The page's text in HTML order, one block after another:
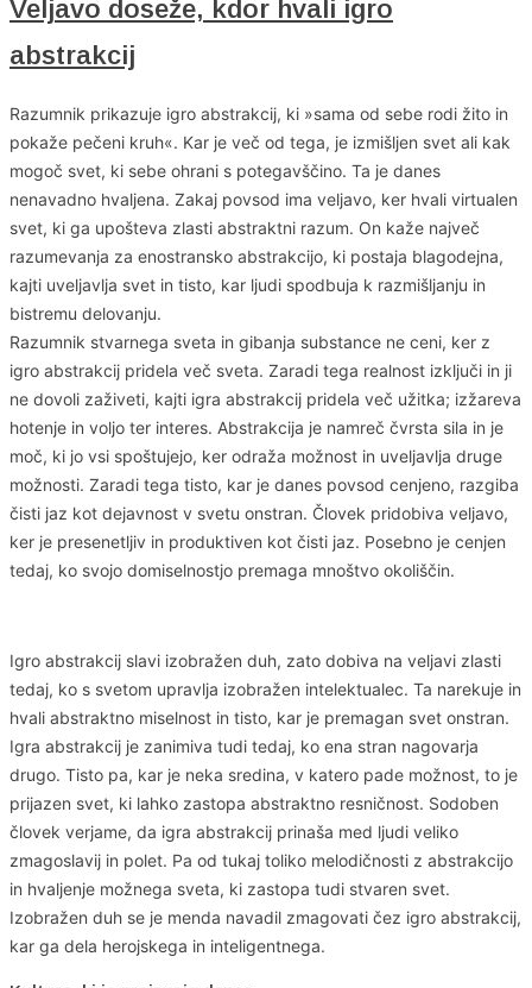
Veljavo doseže, kdor hvali igro
abstrakcij
Razumnik prikazuje igro abstrakcij, ki »sama od sebe rodi žito in
pokaže pečeni kruh«. Kar je več od tega, je izmišljen svet ali kak
mogoč svet, ki sebe ohrani s potegavščino. Ta je danes
nenavadno hvaljena. Zakaj povsod ima veljavo, ker hvali virtualen
svet, ki ga upošteva zlasti abstraktni razum. On kaže največ
razumevanja za enostransko abstrakcijo, ki postaja blagodejna,
kajti uveljavlja svet in tisto, kar ljudi spodbuja k razmišljanju in
bistremu delovanju.
Razumnik stvarnega sveta in gibanja substance ne ceni, ker z
igro abstrakcij pridela več sveta. Zaradi tega realnost izključi in ji
ne dovoli zaživeti, kajti igra abstrakcij pridela več užitka; izžareva
hotenje in voljo ter interes. Abstrakcija je namreč čvrsta sila in je
moč, ki jo vsi spoštujejo, ker odraža možnost in uveljavlja druge
možnosti. Zaradi tega tisto, kar je danes povsod cenjeno, razgiba
čisti jaz kot dejavnost v svetu onstran. Človek pridobiva veljavo,
ker je presenetljiv in produktiven kot čisti jaz. Posebno je cenjen
tedaj, ko svojo domiselnostjo premaga mnoštvo okoliščin.
Igro abstrakcij slavi izobražen duh, zato dobiva na veljavi zlasti
tedaj, ko s svetom upravlja izobražen intelektualec. Ta narekuje in
hvali abstraktno miselnost in tisto, kar je premagan svet onstran.
Igra abstrakcij je zanimiva tudi tedaj, ko ena stran nagovarja
drugo. Tisto pa, kar je neka sredina, v katero pade možnost, to je
prijazen svet, ki lahko zastopa abstraktno resničnost. Sodoben
človek verjame, da igra abstrakcij prinaša med ljudi veliko
zmagoslavij in polet. Pa od tukaj toliko melodičnosti z abstrakcijo
in hvaljenje možnega sveta, ki zastopa tudi stvaren svet.
Izobražen duh se je menda navadil zmagovati čez igro abstrakcij,
kar ga dela herojskega in inteligentnega.